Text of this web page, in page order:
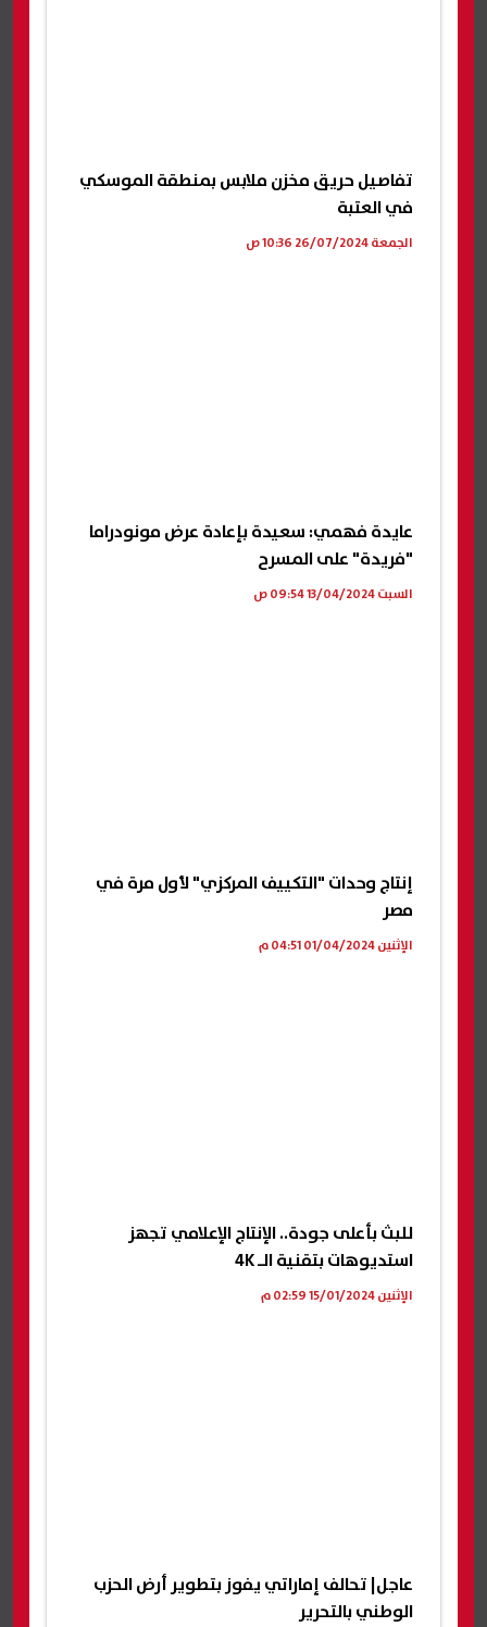
تفاصيل حريق مخزن ملابس بمنطقة الموسكي
في العتبة
الجمعة 26/07/2024 10:36 ص
عايدة فهمي: سعيدة بإعادة عرض مونودراما
"فريدة" على المسرح
السبت 13/04/2024 09:54 ص
إنتاج وحدات "التكييف المركزي" لأول مرة في
مصر
الإثنين 01/04/2024 04:51 م
للبث بأعلى جودة.. الإنتاج الإعلامي تجهز
استديوهات بتقنية الـ 4K
الإثنين 15/01/2024 02:59 م
عاجل| تحالف إماراتي يفوز بتطوير أرض الحزب
الوطني بالتحرير